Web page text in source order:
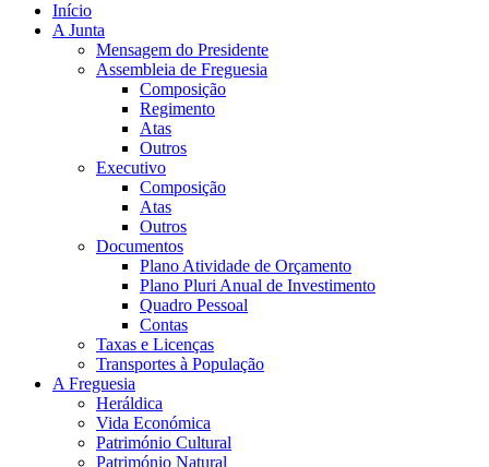
Início
A Junta
Mensagem do Presidente
Assembleia de Freguesia
Composição
Regimento
Atas
Outros
Executivo
Composição
Atas
Outros
Documentos
Plano Atividade de Orçamento
Plano Pluri Anual de Investimento
Quadro Pessoal
Contas
Taxas e Licenças
Transportes à População
A Freguesia
Heráldica
Vida Económica
Património Cultural
Património Natural